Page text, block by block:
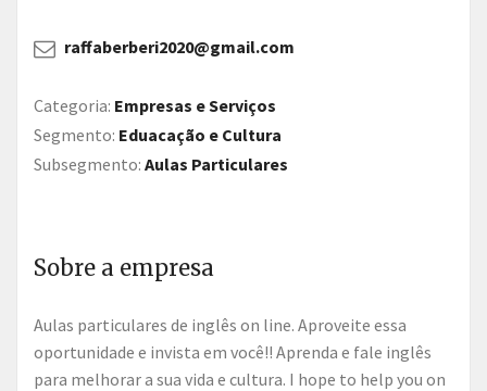
raffaberberi2020@gmail.com
Categoria: Empresas e Serviços
Segmento: Eduacação e Cultura
Subsegmento: Aulas Particulares
Sobre a empresa
Aulas particulares de inglês on line. Aproveite essa
oportunidade e invista em você!! Aprenda e fale inglês
para melhorar a sua vida e cultura. I hope to help you on